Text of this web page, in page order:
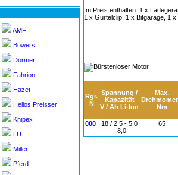
AMF
Bowers
Dormer
Fahrion
Hazet
Helios Preisser
Knipex
LU
Miller
Pferd
Im Preis enthalten: 1 x
1 x Gürtelclip, 1 x Bitgarage, 1
Rgr.
N
Spannung /
Kapazität
V / Ah Li-Ion
Max.
Nm
000
18 / 2,5 - 5,0
- 8,0
65